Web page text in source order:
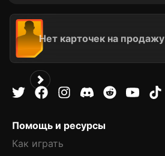
Нет карточек на продажу
Помощь и ресурсы
Как играть